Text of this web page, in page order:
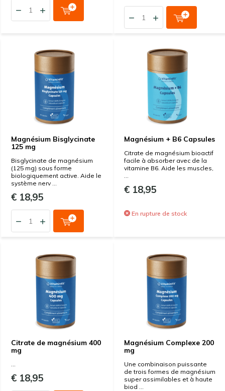
Magnésium Bisglycinate
125 mg
Bisglycinate de magnésium
(125 mg) sous forme
biologiquement active. Aide le
système nerv ...
€ 18,95
Magnésium + B6 Capsules
Citrate de magnésium bioactif
facile à absorber avec de la
vitamine B6. Aide les muscles,
...
€ 18,95
En rupture de stock
Citrate de magnésium 400
mg
...
€ 18,95
Magnésium Complexe 200
mg
Une combinaison puissante
de trois formes de magnésium
super assimilables et à haute
biod ...